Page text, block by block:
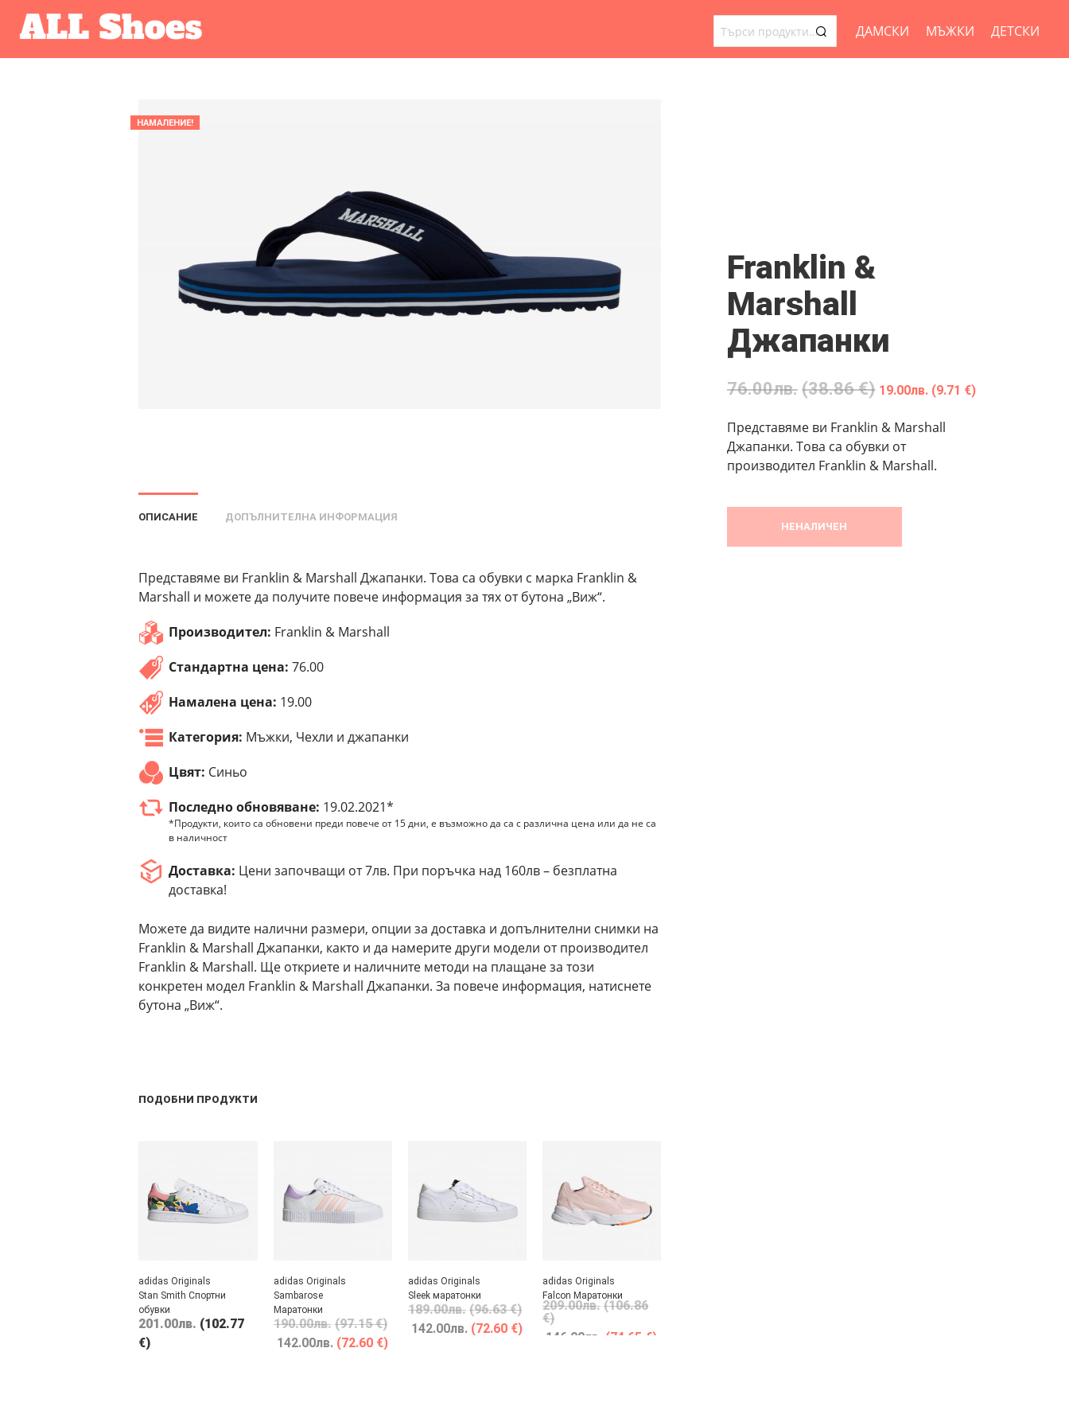
ТЪРСЕНЕ
ДАМСКИ МЪЖКИ ДЕТСКИ
НАМАЛЕНИЕ!
Franklin &
Marshall
Джапанки
76.00лв. (38.86 €) 19.00лв. (9.71 €)
Представяме ви Franklin & Marshall
Джапанки. Това са обувки от
производител Franklin & Marshall.
НЕНАЛИЧЕН
ОПИСАНИЕ ДОПЪЛНИТЕЛНА ИНФОРМАЦИЯ
Представяме ви Franklin & Marshall Джапанки. Това са обувки с марка Franklin &
Marshall и можете да получите повече информация за тях от бутона „Виж“.
Производител: Franklin & Marshall
Стандартна цена: 76.00
Намалена цена: 19.00
Категория: Мъжки, Чехли и джапанки
Цвят: Синьо
Последно обновяване: 19.02.2021*
*Продукти, които са обновени преди повече от 15 дни, е възможно да са с различна цена или да не са
в наличност
Доставка: Цени започващи от 7лв. При поръчка над 160лв – безплатна
доставка!
Можете да видите налични размери, опции за доставка и допълнителни снимки на
Franklin & Marshall Джапанки, както и да намерите други модели от производител
Franklin & Marshall. Ще откриете и наличните методи на плащане за този
конкретен модел Franklin & Marshall Джапанки. За повече информация, натиснете
бутона „Виж“.
ПОДОБНИ ПРОДУКТИ
adidas Originals
Stan Smith Спортни
обувки
201.00лв. (102.77
€)
adidas Originals
Sambarose
Маратонки
190.00лв. (97.15 €)
142.00лв. (72.60 €)
adidas Originals
Sleek маратонки
189.00лв. (96.63 €)
142.00лв. (72.60 €)
adidas Originals
Falcon Маратонки
209.00лв. (106.86
€)
146.00лв. (74.65 €)